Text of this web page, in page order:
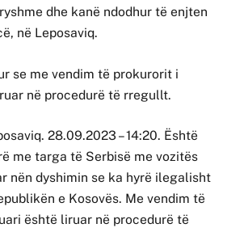
dhe kanë ndodhur të enjten
në Leposaviq.
se me vendim të prokurorit i
në procedurë të rregullt.
28.09.2023 – 14:20. Është
me targa të Serbisë me vozitës
nën dyshimin se ka hyrë ilegalisht
e Kosovës. Me vendim të
është liruar në procedurë të